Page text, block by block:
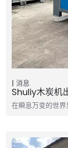
消息
Shuliy木炭机
在瞬息万变的世